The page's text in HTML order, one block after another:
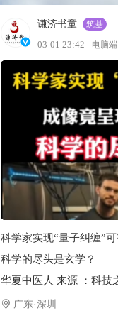
谦济书童 筑基
03-01 23:42 电脑端
科学家实现“量子纠缠”
科学的尽头是玄学？
华夏中医人 来源 ：科技
广东·深圳